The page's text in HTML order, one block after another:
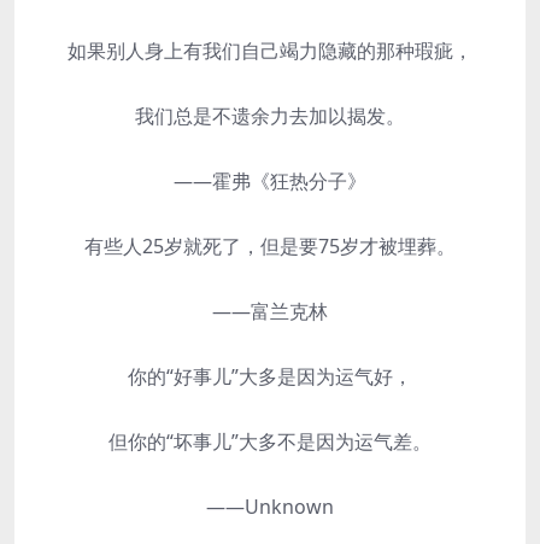
如果别人身上有我们自己竭力隐藏的那种瑕疵，
我们总是不遗余力去加以揭发。
——霍弗《狂热分子》
有些人25岁就死了，但是要75岁才被埋葬。
——富兰克林
你的“好事儿”大多是因为运气好，
但你的“坏事儿”大多不是因为运气差。
——Unknown